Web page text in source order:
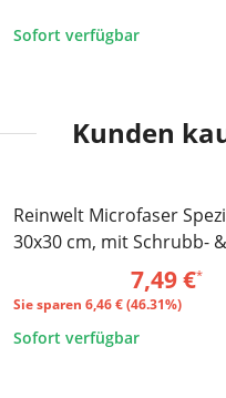
Sofort verfügbar
Kunden
SALE 46%
Reinwelt Microfaser
30x30 cm, mit Schrubb- &
Premiumseite, 4er Set
7,49 €*
Sie sparen 6,46 € (46.31%)
Sofort verfügbar